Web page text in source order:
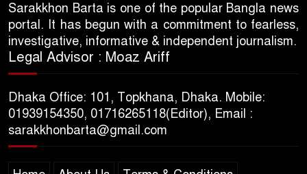
Sarakkhon Barta is one of the popular Bangla news
portal. It has begun with a commitment to fearless,
investigative, informative & independent journalism.
Legal Advisor : Moaz Ariff
Dhaka Office: 101, Topkhana, Dhaka. Mobile:
01939154350, 01716265118(Editor), Email :
sarakkhonbarta@gmail.com